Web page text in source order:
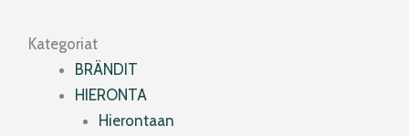
Kategoriat
BRÄNDIT
HIERONTA
Hierontaan